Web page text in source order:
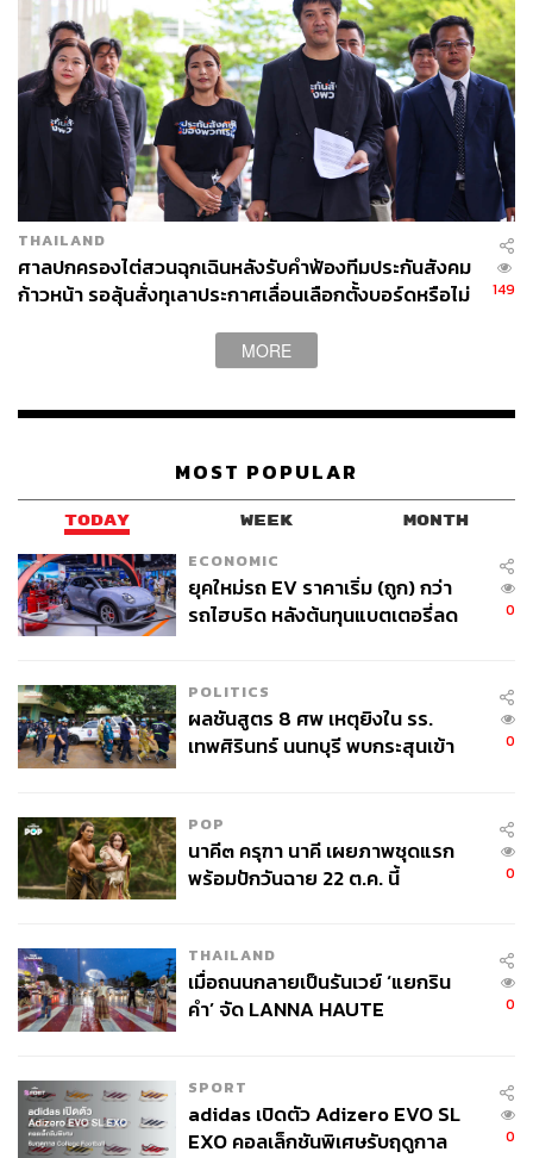
THAILAND
ศาลปกครองไต่สวนฉุกเฉินหลังรับคำฟ้องทีมประกันสังคม
ก้าวหน้า รอลุ้นสั่งทุเลาประกาศเลื่อนเลือกตั้งบอร์ดหรือไม่
149
MORE
MOST POPULAR
TODAY WEEK MONTH
ECONOMIC
ยุคใหม่รถ EV ราคาเริ่ม (ถูก) กว่า
รถไฮบริด หลังต้นทุนแบตเตอรี่ลด
0
POLITICS
ผลชันสูตร 8 ศพ เหตุยิงใน รร.
เทพศิรินทร์ นนทบุรี พบกระสุนเข้า
0
POP
นาคี๓ ครุฑา นาคี เผยภาพชุดแรก
พร้อมปักวันฉาย 22 ต.ค. นี้
0
THAILAND
เมื่อถนนกลายเป็นรันเวย์ ‘แยกริน
คำ’ จัด LANNA HAUTE
0
SPORT
adidas เปิดตัว Adizero EVO SL
EXO คอลเล็กชันพิเศษรับฤดูกาล
0